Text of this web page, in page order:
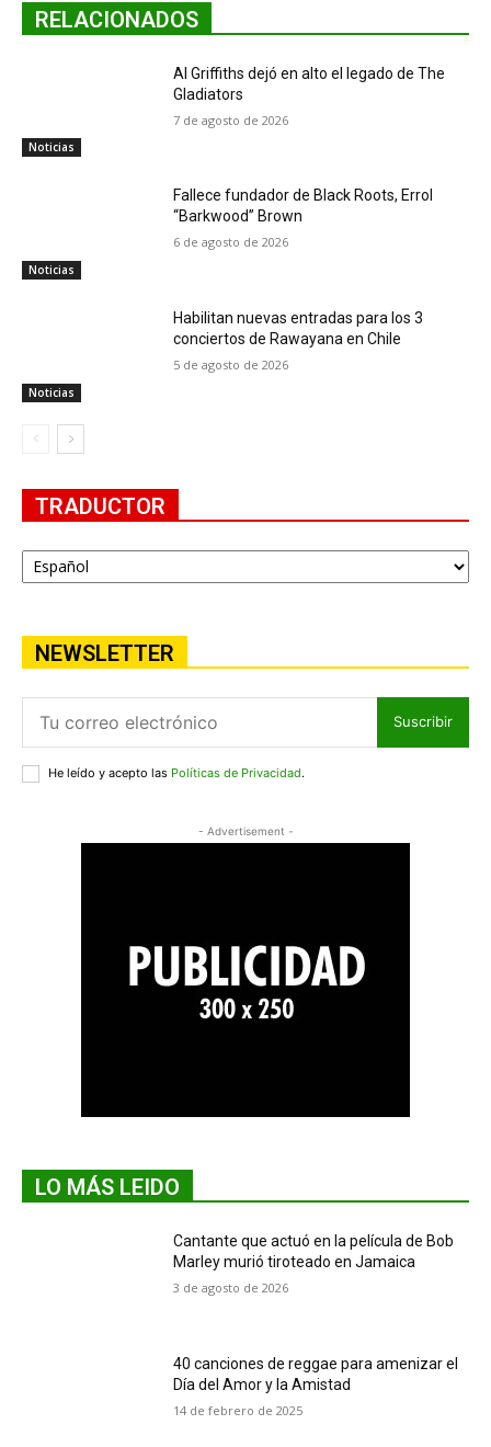
RELACIONADOS
Noticias
Al Griffiths dejó en alto el legado de The
Gladiators
7 de agosto de 2026
Noticias
Fallece fundador de Black Roots, Errol
“Barkwood” Brown
6 de agosto de 2026
Noticias
Habilitan nuevas entradas para los 3
conciertos de Rawayana en Chile
5 de agosto de 2026
TRADUCTOR
NEWSLETTER
Suscribir
He leído y acepto las Políticas de Privacidad.
- Advertisement -
LO MÁS LEIDO
Cantante que actuó en la película de Bob
Marley murió tiroteado en Jamaica
3 de agosto de 2026
40 canciones de reggae para amenizar el
Día del Amor y la Amistad
14 de febrero de 2025